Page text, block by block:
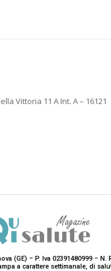
Vittoria 11 A Int. A – 16121
(GE) – P. Iva 02391480999 – N.
a carattere settimanale, di